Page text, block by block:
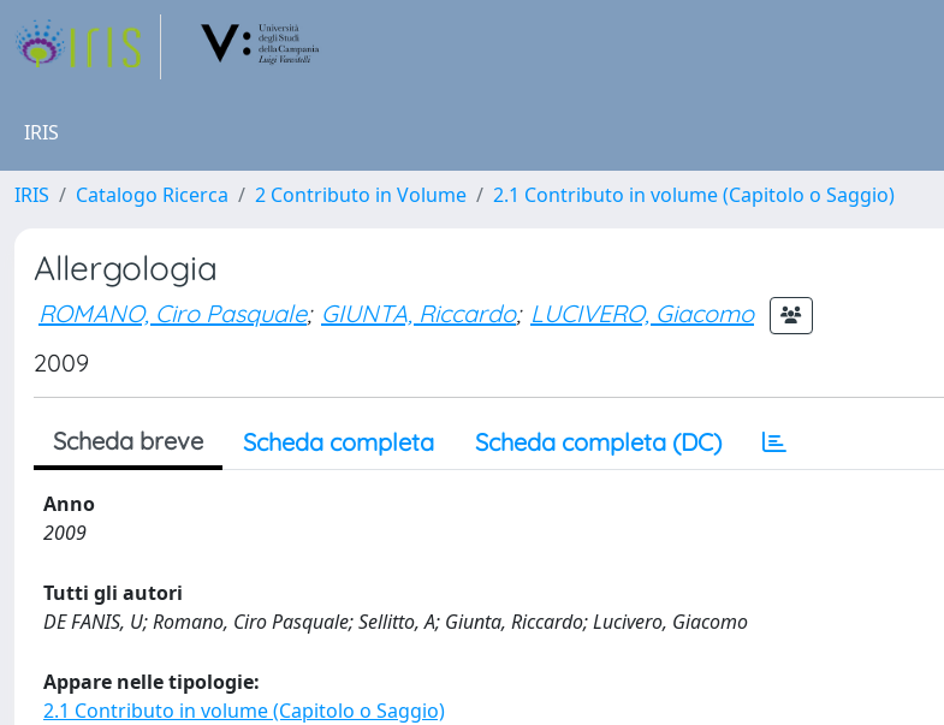
IRIS
IRIS Catalogo Ricerca 2 Contributo in Volume 2.1 Contributo in volume (Capitolo o Saggio)
Allergologia
ROMANO, Ciro Pasquale; GIUNTA, Riccardo; LUCIVERO, Giacomo
2009
Scheda breve Scheda completa Scheda completa (DC)
Anno
2009
Tutti gli autori
DE FANIS, U; Romano, Ciro Pasquale; Sellitto, A; Giunta, Riccardo; Lucivero, Giacomo
Appare nelle tipologie:
2.1 Contributo in volume (Capitolo o Saggio)